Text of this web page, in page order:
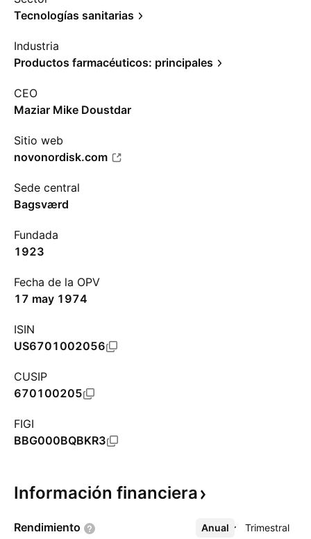
Tecnologías sanitarias
Industria
Productos farmacéuticos: principales
CEO
Maziar Mike Doustdar
Sitio web
novonordisk.com
Sede central
Bagsværd
Fundada
1923
Fecha de la OPV
17 may 1974
ISIN
US6701002056
CUSIP
670100205
FIGI
BBG000BQBKR3
Información financiera
Rendimiento Anual Trimestral
Más